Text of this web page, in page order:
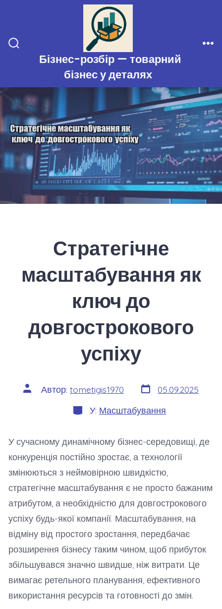
вмісту
Перемикач
пошукуБізнес-розбір — товарний
бізнес у деталях
Стратегічне
масштабування як
ключ до
довгострокового
успіху
Автор
запису
Автор: tometigis1970 Дата
запису
05.09.2025
Категорії
У: Масштабування
У сучасному динамічному бізнес-середовищі, де
конкуренція постійно зростає, а технології
змінюються з неймовірною швидкістю,
стратегічне масштабування є не просто бажаним
атрибутом, а необхідністю для довгострокового
успіху будь-якої компанії. Масштабування, на
відміну від простого зростання, передбачає
розширення бізнесу таким чином, щоб прибуток
збільшувався значно швидше, ніж витрати. Це
вимагає ретельного планування, ефективного
використання ресурсів та готовності до змін.